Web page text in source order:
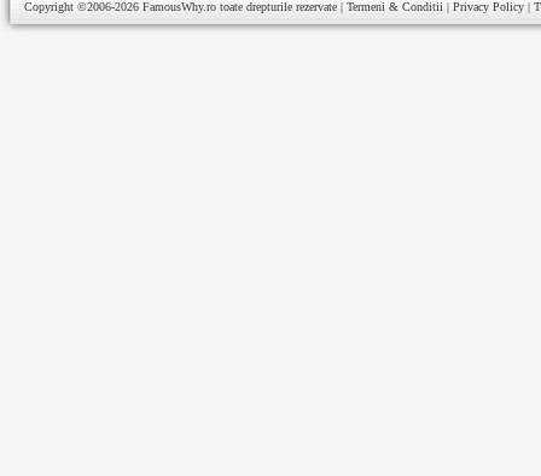
Copyright ©2006-2026 FamousWhy.ro toate drepturile rezervate | Termeni & Conditii | Privacy Policy |